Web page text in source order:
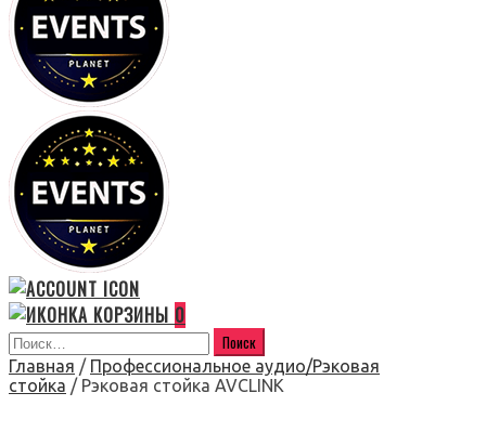
0
Главная / Профессиональное аудио/Рэковая
стойка / Рэковая стойка AVCLINK